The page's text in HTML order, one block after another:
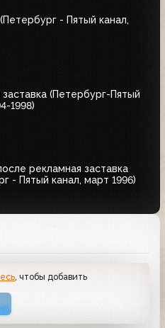
- Пятый канал,
(Петербург-Пятый
1998)
рекламная заставка
- Пятый канал, март 1996)
, чтобы добавить